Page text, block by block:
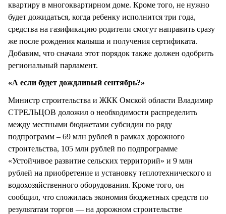
квартиру в многоквартирном доме. Кроме того, не нужно
будет дожидаться, когда ребенку исполнится три года,
средства на газификацию родители смогут направить сразу
же после рождения малыша и получения сертификата.
Добавим, что сначала этот порядок также должен одобрить
региональный парламент.
«А если будет дождливый сентябрь?»
Министр строительства и ЖКК Омской области Владимир
СТРЕЛЬЦОВ доложил о необходимости распределить
между местными бюджетами субсидии по ряду
подпрограмм – 69 млн рублей в рамках дорожного
строительства, 105 млн рублей по подпрограмме
«Устойчивое развитие сельских территорий» и 9 млн
рублей на приобретение и установку теплотехнического и
водохозяйственного оборудования. Кроме того, он
сообщил, что сложилась экономия бюджетных средств по
результатам торгов — на дорожном строительстве